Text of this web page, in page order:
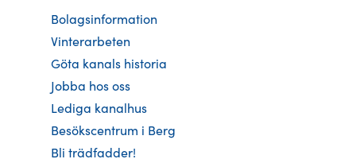
Bolagsinformation
Vinterarbeten
Göta kanals historia
Jobba hos oss
Lediga kanalhus
Besökscentrum i Berg
Bli trädfadder!